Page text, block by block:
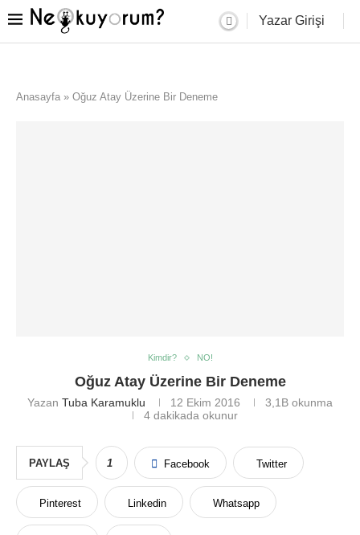
Yazar Girişi
Anasayfa » Oğuz Atay Üzerine Bir Deneme
Kimdir? NO!
Oğuz Atay Üzerine Bir Deneme
Yazan Tuba Karamuklu 12 Ekim 2016 3,1B okunma
4 dakikada okunur
PAYLAŞ 1 Facebook Twitter
Pinterest Linkedin Whatsapp